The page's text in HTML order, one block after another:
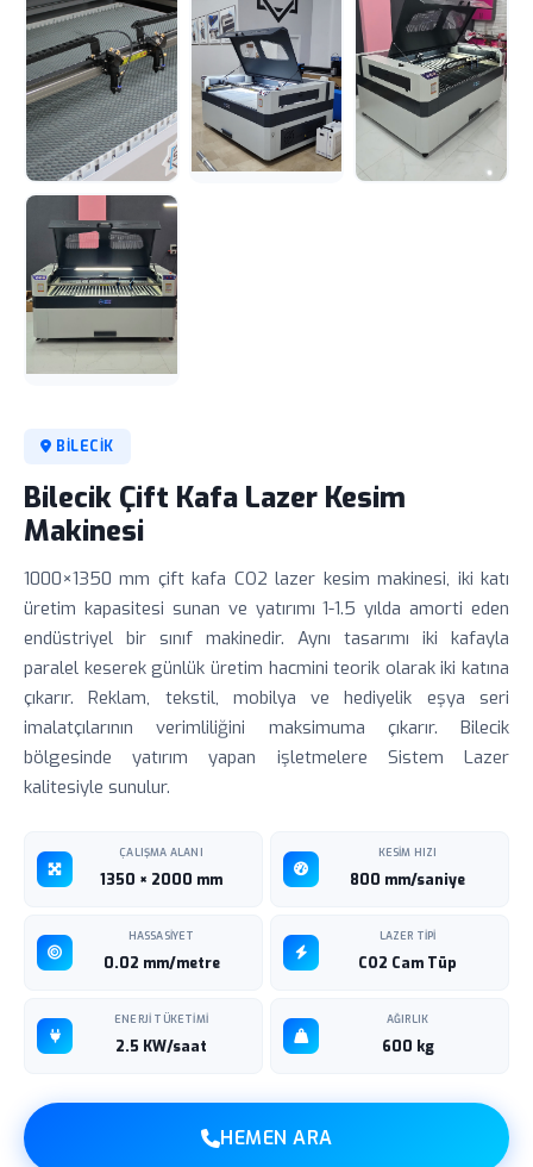
BILECIK
Bilecik Çift Kafa Lazer Kesim
Makinesi
1000×1350 mm çift kafa CO2 lazer kesim makinesi, iki katı
üretim kapasitesi sunan ve yatırımı 1-1.5 yılda amorti eden
endüstriyel bir sınıf makinedir. Aynı tasarımı iki kafayla
paralel keserek günlük üretim hacmini teorik olarak iki katına
çıkarır. Reklam, tekstil, mobilya ve hediyelik eşya seri
imalatçılarının verimliliğini maksimuma çıkarır. Bilecik
bölgesinde yatırım yapan işletmelere Sistem Lazer
kalitesiyle sunulur.
ÇALIŞMA ALANI
1350 × 2000 mm
KESIM HIZI
800 mm/saniye
HASSASIYET
0.02 mm/metre
LAZER TIPI
CO2 Cam Tüp
ENERJI TÜKETIMI
2.5 KW/saat
AĞIRLIK
600 kg
HEMEN ARA